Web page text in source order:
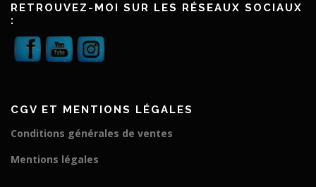
RETROUVEZ-MOI SUR LES RÉSEAUX SOCIAUX
:
CGV ET MENTIONS LÉGALES
Conditions générales de ventes
Mentions légales